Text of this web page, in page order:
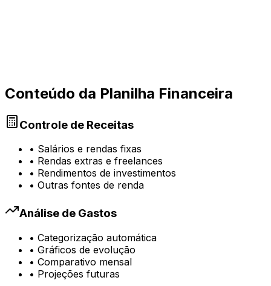
Conteúdo da Planilha Financeira
Controle de Receitas
• Salários e rendas fixas
• Rendas extras e freelances
• Rendimentos de investimentos
• Outras fontes de renda
Análise de Gastos
• Categorização automática
• Gráficos de evolução
• Comparativo mensal
• Projeções futuras